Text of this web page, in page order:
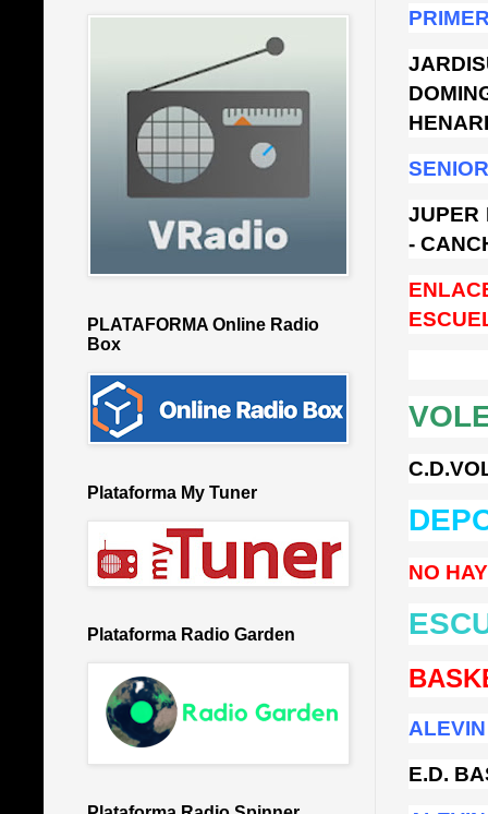
JUPER
-
NO
E.D.
PLATAFORMA Online Radio
Box
Plataforma My Tuner
Plataforma Radio Garden